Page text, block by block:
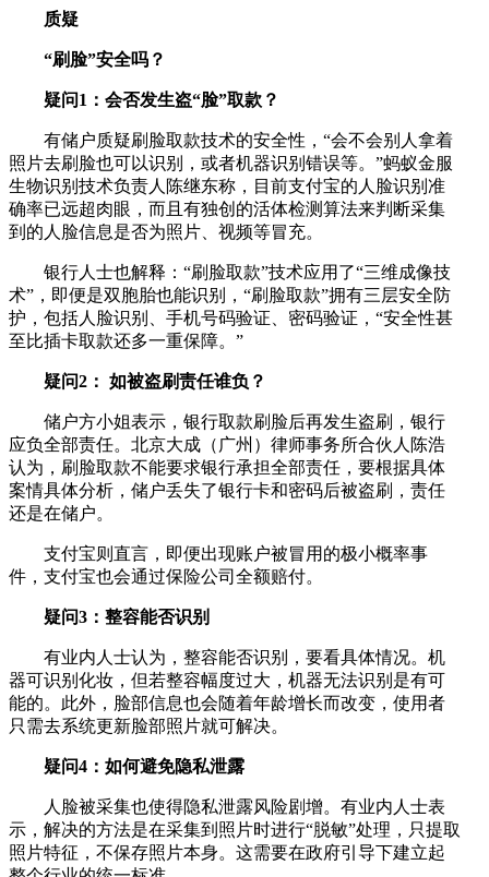
质疑
“刷脸”安全吗？
疑问1：会否发生盗“脸”取款？
有储户质疑刷脸取款技术的安全性，“会不会别人拿着
照片去刷脸也可以识别，或者机器识别错误等。”蚂蚁金服
生物识别技术负责人陈继东称，目前支付宝的人脸识别准
确率已远超肉眼，而且有独创的活体检测算法来判断采集
到的人脸信息是否为照片、视频等冒充。
银行人士也解释：“刷脸取款”技术应用了“三维成像技
术”，即便是双胞胎也能识别，“刷脸取款”拥有三层安全防
护，包括人脸识别、手机号码验证、密码验证，“安全性甚
至比插卡取款还多一重保障。”
疑问2： 如被盗刷责任谁负？
储户方小姐表示，银行取款刷脸后再发生盗刷，银行
应负全部责任。北京大成（广州）律师事务所合伙人陈浩
认为，刷脸取款不能要求银行承担全部责任，要根据具体
案情具体分析，储户丢失了银行卡和密码后被盗刷，责任
还是在储户。
支付宝则直言，即便出现账户被冒用的极小概率事
件，支付宝也会通过保险公司全额赔付。
疑问3：整容能否识别
有业内人士认为，整容能否识别，要看具体情况。机
器可识别化妆，但若整容幅度过大，机器无法识别是有可
能的。此外，脸部信息也会随着年龄增长而改变，使用者
只需去系统更新脸部照片就可解决。
疑问4：如何避免隐私泄露
人脸被采集也使得隐私泄露风险剧增。有业内人士表
示，解决的方法是在采集到照片时进行“脱敏”处理，只提取
照片特征，不保存照片本身。这需要在政府引导下建立起